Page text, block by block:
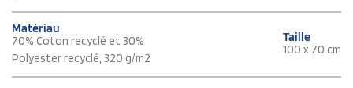
Matériau
70% Coton recyclé et 30%
Polyester recyclé, 320 g/m2
Taille
100 x 70 cm